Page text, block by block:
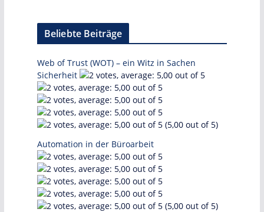
Beliebte Beiträge
Web of Trust (WOT) – ein Witz in Sachen
Sicherheit
(5,00 out of 5)
Automation in der Büroarbeit
(5,00 out of 5)